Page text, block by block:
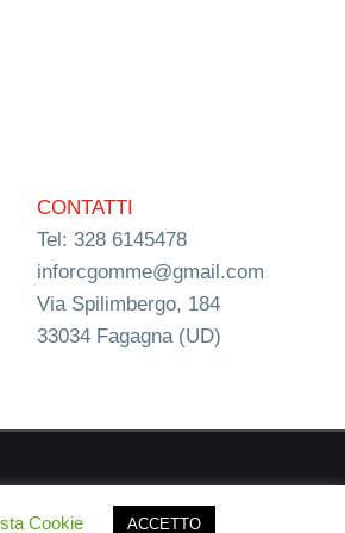
CONTATTI
Tel: 328 6145478
inforcgomme@gmail.com
Via Spilimbergo, 184
33034 Fagagna (UD)
Cookie ACCETTO